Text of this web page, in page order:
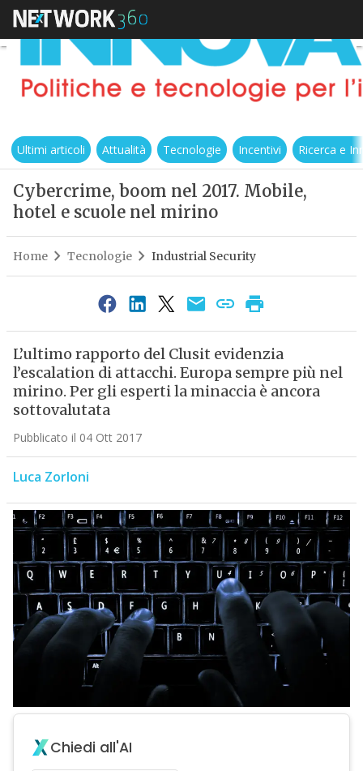
Ultimi articoli Attualità Tecnologie Incentivi Ricerca e
Cybercrime, boom nel 2017. Mobile,
hotel e scuole nel mirino
Home Tecnologie Industrial Security
L’ultimo rapporto del Clusit evidenzia
l’escalation di attacchi. Europa sempre più nel
mirino. Per gli esperti la minaccia è ancora
sottovalutata
Pubblicato il 04 Ott 2017
Luca Zorloni
Chiedi all'AI